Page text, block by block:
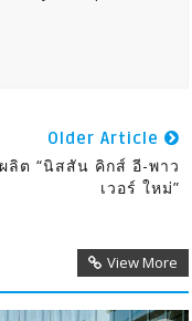
Older Article
ลิต “นิสสัน คิกส์ อี-พาว
เวอร์ ใหม่”
View More